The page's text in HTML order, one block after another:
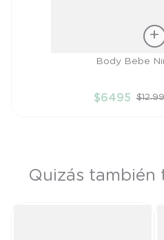
AÑADIR AL
Body Bebe
$6495 $12.
Quizás también